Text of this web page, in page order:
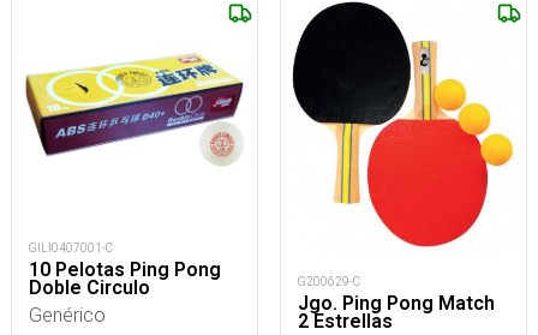
GILI0407001-C
10 Pelotas Ping Pong
Doble Circulo
Genérico
G200629-C
Jgo. Ping Pong Match
2 Estrellas